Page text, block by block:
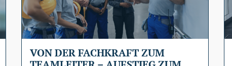
VON DER FACHKRAFT ZUM